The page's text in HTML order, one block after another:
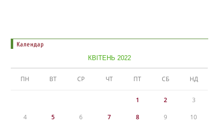
Календар
КВІТЕНЬ 2022
ПН ВТ СР ЧТ ПТ СБ НД
1 2 3
4 5 6 7 8 9 10